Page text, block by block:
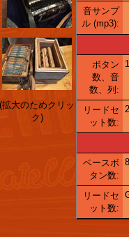
(拡大のためクリッ
ク)
音サンプ
ル (mp3):
ボタン
数、音
数、列:
リードセ
ット数:
2
ベースボ
タン数:
8
リードセ
ット数: